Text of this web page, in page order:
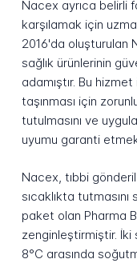
Nacex ayrıca belirli
karşılamak için
2016'da oluşturulan
sağlık ürünlerinin
adamıştır. Bu
taşınması için
tutulmasını ve
uyumu garanti
Nacex, tıbbi
sıcaklıkta tutmasını
paket olan Pharma
zenginleştirmiştir. İki
8°C arasında